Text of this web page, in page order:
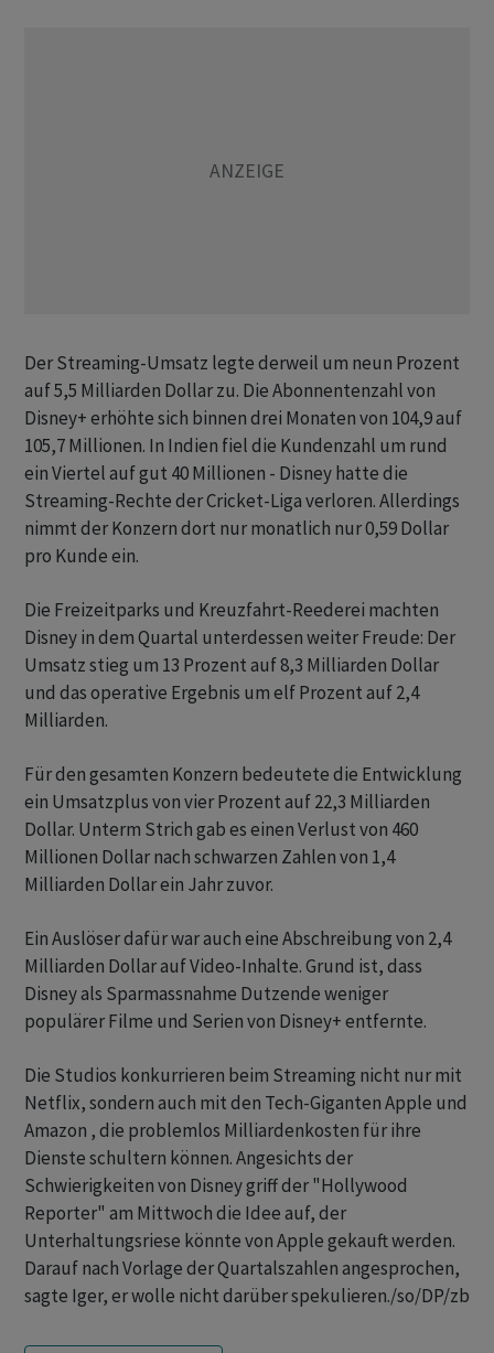
Der Streaming-Umsatz legte derweil um neun Prozent
auf 5,5 Milliarden Dollar zu. Die Abonnentenzahl von
Disney+ erhöhte sich binnen drei Monaten von 104,9 auf
105,7 Millionen. In Indien fiel die Kundenzahl um rund
ein Viertel auf gut 40 Millionen - Disney hatte die
Streaming-Rechte der Cricket-Liga verloren. Allerdings
nimmt der Konzern dort nur monatlich nur 0,59 Dollar
pro Kunde ein.
Die Freizeitparks und Kreuzfahrt-Reederei machten
Disney in dem Quartal unterdessen weiter Freude: Der
Umsatz stieg um 13 Prozent auf 8,3 Milliarden Dollar
und das operative Ergebnis um elf Prozent auf 2,4
Milliarden.
Für den gesamten Konzern bedeutete die Entwicklung
ein Umsatzplus von vier Prozent auf 22,3 Milliarden
Dollar. Unterm Strich gab es einen Verlust von 460
Millionen Dollar nach schwarzen Zahlen von 1,4
Milliarden Dollar ein Jahr zuvor.
Ein Auslöser dafür war auch eine Abschreibung von 2,4
Milliarden Dollar auf Video-Inhalte. Grund ist, dass
Disney als Sparmassnahme Dutzende weniger
populärer Filme und Serien von Disney+ entfernte.
Die Studios konkurrieren beim Streaming nicht nur mit
Netflix, sondern auch mit den Tech-Giganten Apple und
Amazon , die problemlos Milliardenkosten für ihre
Dienste schultern können. Angesichts der
Schwierigkeiten von Disney griff der "Hollywood
Reporter" am Mittwoch die Idee auf, der
Unterhaltungsriese könnte von Apple gekauft werden.
Darauf nach Vorlage der Quartalszahlen angesprochen,
sagte Iger, er wolle nicht darüber spekulieren./so/DP/zb